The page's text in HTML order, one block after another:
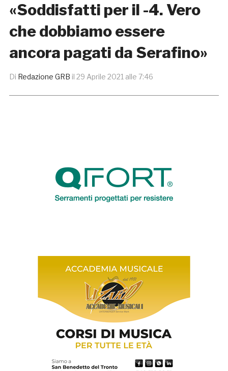
«Soddisfatti per il -4. Vero
che dobbiamo essere
ancora pagati da Serafino»
Di Redazione GRB il 29 Aprile 2021 alle 7:46